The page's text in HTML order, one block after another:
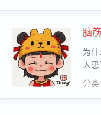
脑
为什
人
但
分